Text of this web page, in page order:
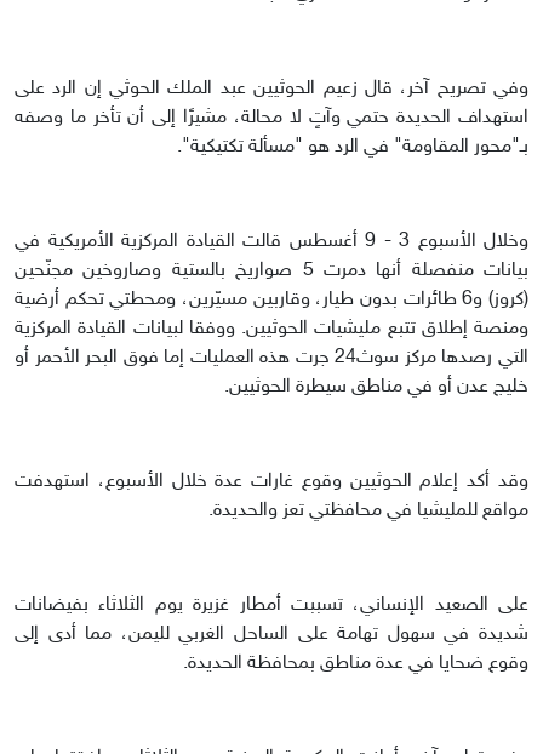
وفي تصريح آخر، قال زعيم الحوثيين عبد الملك الحوثي إن الرد على
استهداف الحديدة حتمي وآتٍ لا محالة، مشيرًا إلى أن تأخر ما وصفه
بـ"محور المقاومة" في الرد هو "مسألة تكتيكية".
وخلال الأسبوع 3 - 9 أغسطس قالت القيادة المركزية الأمريكية في
بيانات منفصلة أنها دمرت 5 صواريخ بالستية وصاروخين مجنّحين
(كروز) و6 طائرات بدون طيار، وقاربين مسيّرين، ومحطتي تحكم أرضية
ومنصة إطلاق تتبع مليشيات الحوثيين. ووفقا لبيانات القيادة المركزية
التي رصدها مركز سوث24 جرت هذه العمليات إما فوق البحر الأحمر أو
خليج عدن أو في مناطق سيطرة الحوثيين.
وقد أكد إعلام الحوثيين وقوع غارات عدة خلال الأسبوع، استهدفت
مواقع للمليشيا في محافظتي تعز والحديدة.
على الصعيد الإنساني، تسببت أمطار غزيرة يوم الثلاثاء بفيضانات
شديدة في سهول تهامة على الساحل الغربي لليمن، مما أدى إلى
وقوع ضحايا في عدة مناطق بمحافظة الحديدة.